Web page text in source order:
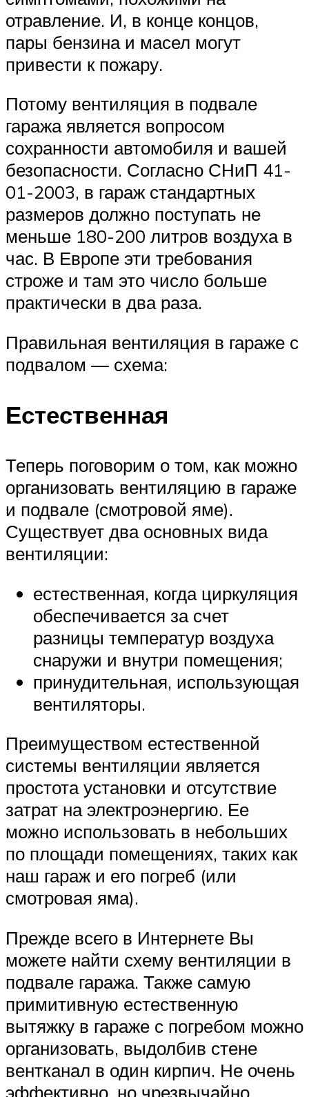
отравление. И, в конце концов,
пары бензина и масел могут
привести к пожару.
Потому вентиляция в подвале
гаража является вопросом
сохранности автомобиля и вашей
безопасности. Согласно СНиП 41-
01-2003, в гараж стандартных
размеров должно поступать не
меньше 180-200 литров воздуха в
час. В Европе эти требования
строже и там это число больше
практически в два раза.
Правильная вентиляция в гараже с
подвалом — схема:
Естественная
Теперь поговорим о том, как можно
организовать вентиляцию в гараже
и подвале (смотровой яме).
Существует два основных вида
вентиляции:
естественная, когда циркуляция
обеспечивается за счет
разницы температур воздуха
снаружи и внутри помещения;
принудительная, использующая
вентиляторы.
Преимуществом естественной
системы вентиляции является
простота установки и отсутствие
затрат на электроэнергию. Ее
можно использовать в небольших
по площади помещениях, таких как
наш гараж и его погреб (или
смотровая яма).
Прежде всего в Интернете Вы
можете найти схему вентиляции в
подвале гаража. Также самую
примитивную естественную
вытяжку в гараже с погребом можно
организовать, выдолбив стене
вентканал в один кирпич. Не очень
эффективно, но чрезвычайно